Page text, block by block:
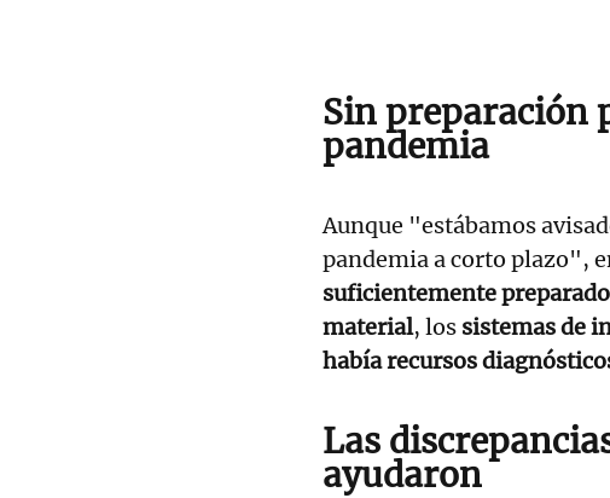
Sin preparación
pandemia
Aunque "estábamos
pandemia a corto plazo",
suficientemente
material, los sistemas de
había recursos
Las
ayudaron